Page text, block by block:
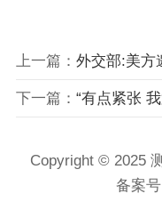
上一篇： 外交部:美方
下一篇： “有点紧张
Copyright © 2025
备案